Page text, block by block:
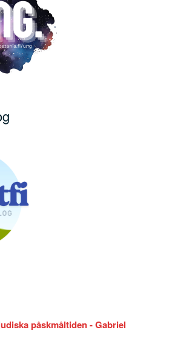
påskmåltiden - Gabriel